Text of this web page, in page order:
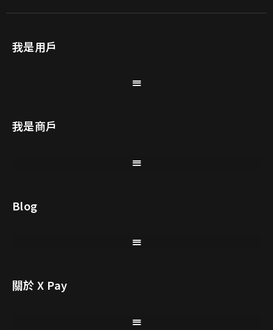
我是用戶
我是商戶
Blog
關於 X Pay